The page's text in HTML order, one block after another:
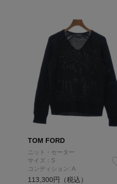
TOM FORD
ニット・セーター
サイズ：S
コンディション: A
113,300円（税込）